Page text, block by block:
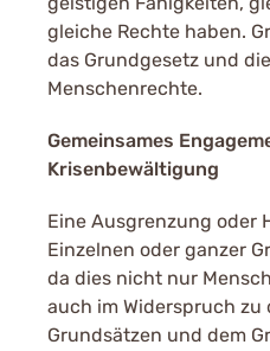
gleiche Rechte haben.
das Grundgesetz und
Menschenrechte.
Gemeinsames
Krisenbewältigung
Eine Ausgrenzung oder
Einzelnen oder ganzer
da dies nicht nur
auch im Widerspruch zu
Grundsätzen und dem